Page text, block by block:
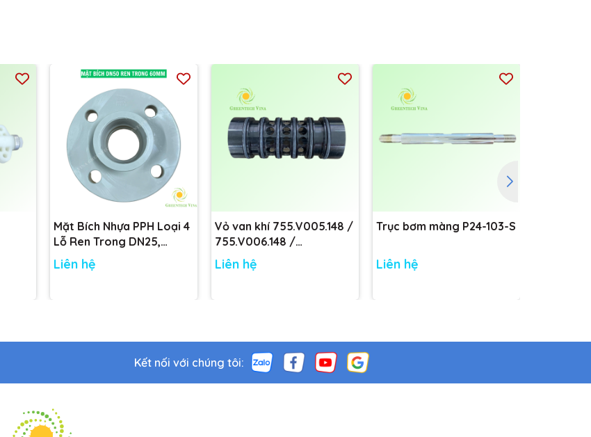
Mặt Bích Nhựa PPH Loại 4
Lỗ Ren Trong DN25,
DN32, DN40, DN50 tiêu
chuẩn
Liên hệ
Vỏ van khí 755.V005.148 /
755.V006.148 /
755.V001.148
Liên hệ
Trục bơm màng P24-103-S
Liên hệ
Kết nối với chúng tôi: